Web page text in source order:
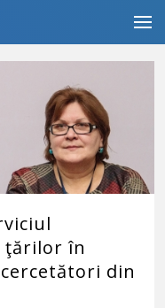
ţărilor în
din